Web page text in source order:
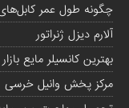
چگونه طول عمر
آلارم دیزل ژنراتور
بهترین کانسیلر مایع بازار
مرکز پخش وانیل خرسی